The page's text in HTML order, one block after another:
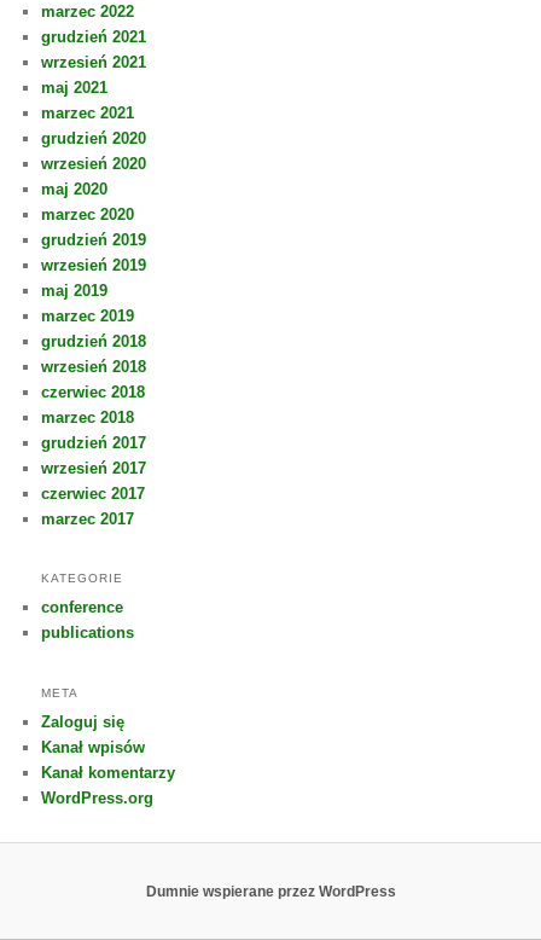
marzec 2022
grudzień 2021
wrzesień 2021
maj 2021
marzec 2021
grudzień 2020
wrzesień 2020
maj 2020
marzec 2020
grudzień 2019
wrzesień 2019
maj 2019
marzec 2019
grudzień 2018
wrzesień 2018
czerwiec 2018
marzec 2018
grudzień 2017
wrzesień 2017
czerwiec 2017
marzec 2017
KATEGORIE
conference
publications
META
Zaloguj się
Kanał wpisów
Kanał komentarzy
WordPress.org
Dumnie wspierane przez WordPress